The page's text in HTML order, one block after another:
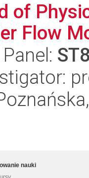
of
Flow
Panel:
nauki